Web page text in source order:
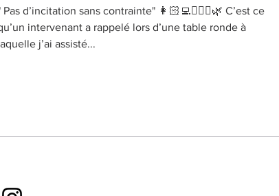
Pas d’incitation sans contrainte" 👩🏻‍💻👮🏻‍♀️🌿 C’est ce
intervenant a rappelé lors d’une table ronde à
j’ai assisté...